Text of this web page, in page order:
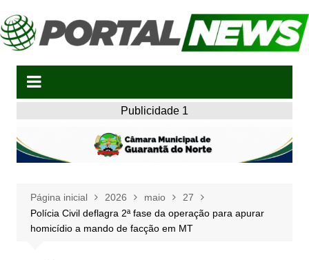
para
o
Publicidade 1
Página inicial 2026 maio
27
Polícia Civil deflagra 2ª fase da operação para apurar
homicídio a mando de facção em MT